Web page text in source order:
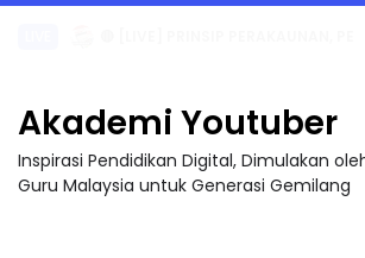
Akademi Youtuber
Inspirasi Pendidikan Digital, Dimulakan
Guru Malaysia untuk Generasi Gemilang